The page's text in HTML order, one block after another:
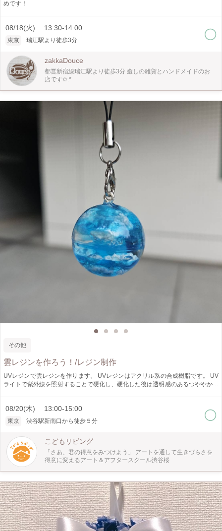
めです！
08/18(火) 13:30-14:00
東京 瑞江駅より徒歩3分
zakkaDouce
都営新宿線瑞江駅より徒歩3分 癒しの雑貨とハンドメイドのお
店です✩.*
その他
雲レジンを作ろう！/レジン制作
UVレジンで雲レジンを作ります。 UVレジンはアクリル系の合成樹脂です。 UV
ライトで紫外線を照射することで硬化し、硬化した後は透明感のあるつややかな
雲を浮かべて作ります。 ピンセットを使う細かい作業ですが、できあがりは空
を結晶にして閉じ込めたような美しさです。 自分だけの青空をつくって夏休み
08/20(木) 13:00-15:00
東京 渋谷駅新南口から徒歩５分
こどもリビング
「さあ、君の得意をみつけよう」 アートを通して生きづらさを
得意に変えるアート＆アフタースクール渋谷桜